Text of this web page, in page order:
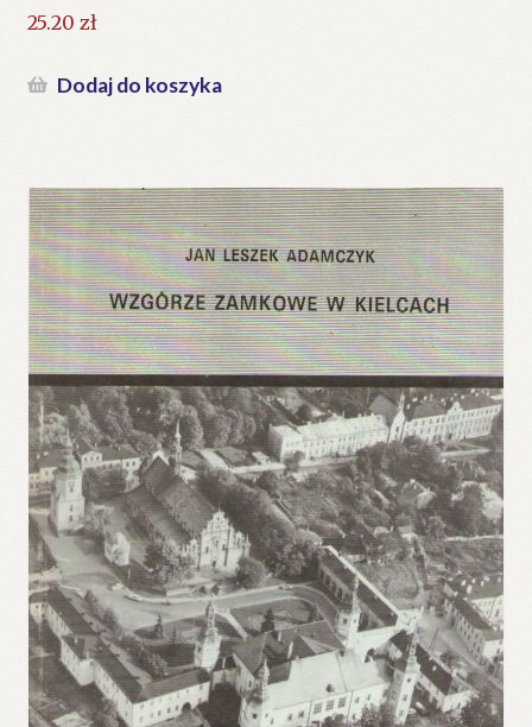
25.20 zł
Dodaj do koszyka